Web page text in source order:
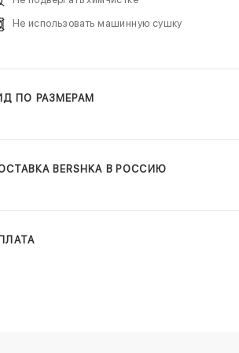
Не использовать машинную сушку
ПО РАЗМЕРАМ
BERSHKA В РОССИЮ